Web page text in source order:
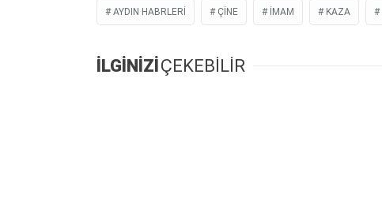
AYDIN HABRLERI ÇINE IMAM KAZA
İLGİNİZİÇEKEBİLİR